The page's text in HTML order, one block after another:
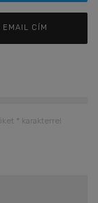
EMAIL CÍM
* karakterrel